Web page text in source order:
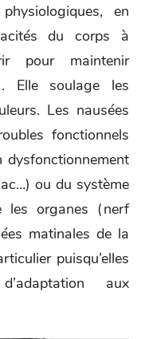
en
du corps à
pour maintenir
Elle soulage les
Les nausées
fonctionnels
ou du système
les organes (nerf
matinales de la
puisqu’elles
aux